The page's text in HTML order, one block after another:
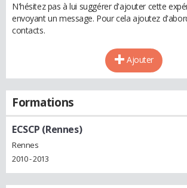
N'hésitez pas à lui suggérer d'ajouter cette
envoyant un message. Pour cela ajoutez
contacts.
Ajouter
Formations
ECSCP (Rennes)
Rennes
2010 - 2013